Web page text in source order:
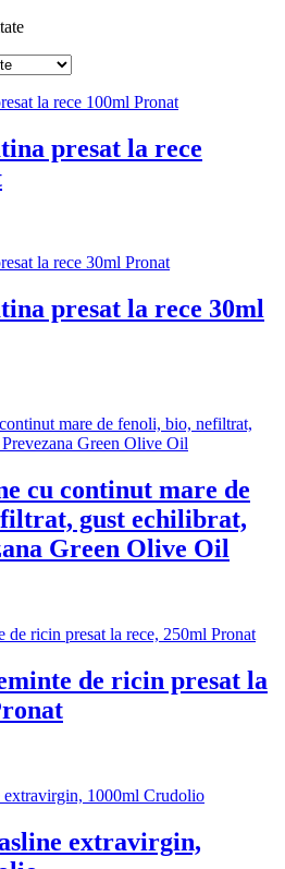
Sortat
recente
presat la rece
presat la rece 30ml
cu continut mare de
gust echilibrat,
Green Olive Oil
de ricin presat la
extravirgin,